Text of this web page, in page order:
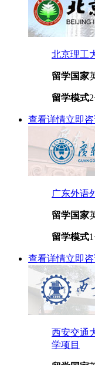
北京理工
留学国家
留学模式
查看详情立即
广东外语
留学国家
留学模式
查看详情立即
西安交通
学项目